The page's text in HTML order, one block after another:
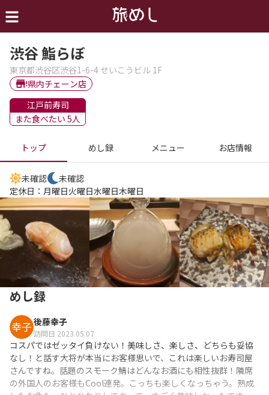
渋谷 鮨らぼ
東京都渋谷区渋谷1-6-4 せいこうビル 1F
県内チェーン店
江戸前寿司
また食べたい 5人
トップ めし録 メニュー お店情報
未確認
未確認
定休日： 月曜日火曜日水曜日木曜日
めし録
後藤幸子
訪問日 2023.05.07
コスパではゼッタイ負けない！美味しさ、楽しさ、どちらも妥協
なし！と話す大将が本当にお客様思いで、これは楽しいお寿司屋
さんですね。話題のスモーク鯖はどんなお酒にも相性抜群！隣席
の外国人のお客様もCool連発。こっちも楽しくなっちゃう。熟成